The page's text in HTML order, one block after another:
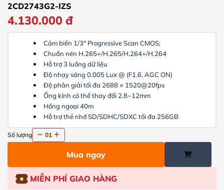
2CD2743G2-IZS
4.130.000 đ
Cảm biến 1/3″ Progressive Scan CMOS;
Chuẩn nén H.265+/H.265/H.264+/H.264
Hỗ trợ 3 luồng dữ liệu
Độ nhạy sáng 0.005 Lux @ (F1.6, AGC ON)
Độ phân giải tối đa 2688 × 1520@20fps
Ống kính có thể thay đổi 2.8~12mm
Hồng ngoại 40m
Hỗ trợ thẻ nhớ SD/SDHC/SDXC tối đa 256GB
Số lượng 01
Mua ngay
MIỄN PHÍ GIAO HÀNG